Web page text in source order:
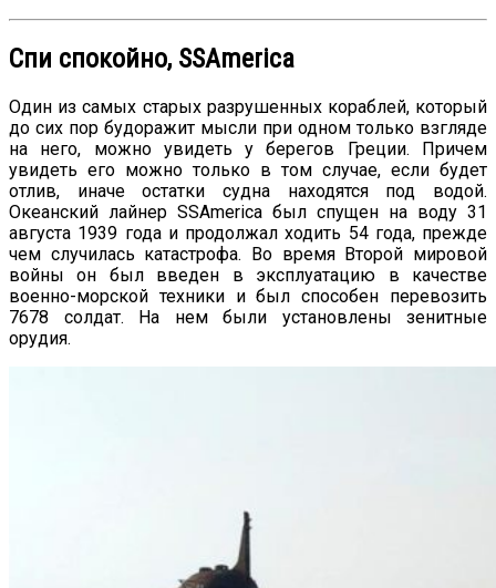
Спи спокойно, SSAmerica
Один из самых старых разрушенных кораблей, который
до сих пор будоражит мысли при одном только взгляде
на него, можно увидеть у берегов Греции. Причем
увидеть его можно только в том случае, если будет
отлив, иначе остатки судна находятся под водой.
Океанский лайнер SSAmerica был спущен на воду 31
августа 1939 года и продолжал ходить 54 года, прежде
чем случилась катастрофа. Во время Второй мировой
войны он был введен в эксплуатацию в качестве
военно-морской техники и был способен перевозить
7678 солдат. На нем были установлены зенитные
орудия.